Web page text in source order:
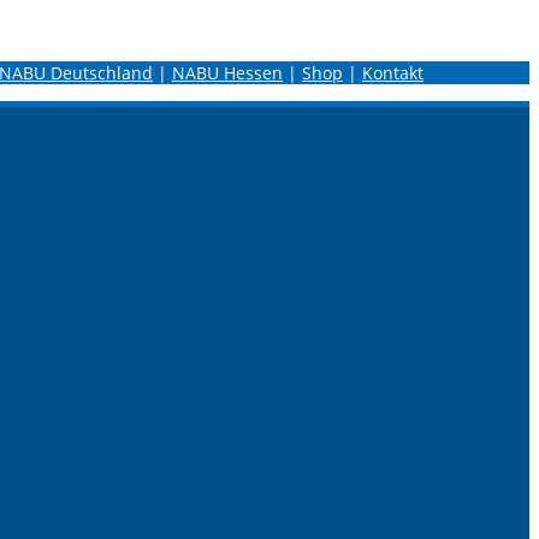
NABU Deutschland | NABU Hessen | Shop | Kontakt